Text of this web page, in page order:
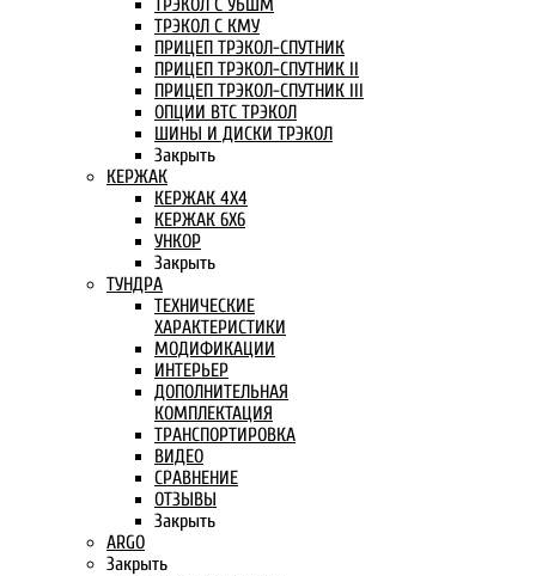
ТРЭКОЛ С УБШМ
ТРЭКОЛ С КМУ
ПРИЦЕП ТРЭКОЛ-СПУТНИК
ПРИЦЕП ТРЭКОЛ-СПУТНИК II
ПРИЦЕП ТРЭКОЛ-СПУТНИК III
ОПЦИИ ВТС ТРЭКОЛ
ШИНЫ И ДИСКИ ТРЭКОЛ
Закрыть
КЕРЖАК
КЕРЖАК 4Х4
КЕРЖАК 6Х6
УНКОР
Закрыть
ТУНДРА
ТЕХНИЧЕСКИЕ
ХАРАКТЕРИСТИКИ
МОДИФИКАЦИИ
ИНТЕРЬЕР
ДОПОЛНИТЕЛЬНАЯ
КОМПЛЕКТАЦИЯ
ТРАНСПОРТИРОВКА
ВИДЕО
СРАВНЕНИЕ
ОТЗЫВЫ
Закрыть
ARGO
Закрыть